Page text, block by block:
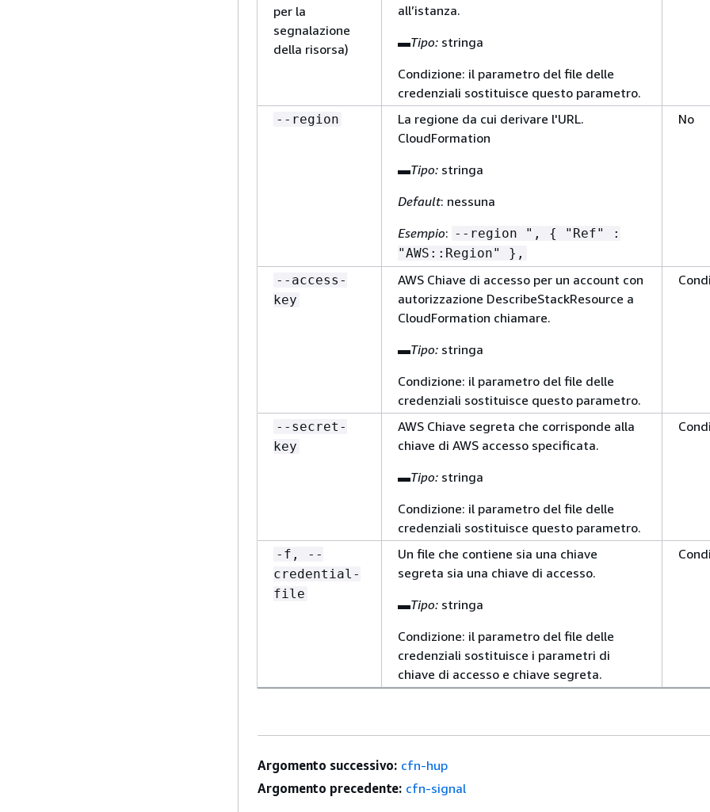
per la
segnalazione
della risorsa)
all’istanza.
▬Tipo: stringa
Condizione: il parametro del file delle
credenziali sostituisce questo parametro.
--region
La regione da cui derivare l'URL.
CloudFormation
▬Tipo: stringa
Default: nessuna
Esempio: --region ", {
"Ref" :
"AWS::Region" },
No
--access-
key
AWS Chiave di accesso per un account con
autorizzazione DescribeStackResource a
CloudFormation chiamare.
▬Tipo: stringa
Condizione: il parametro del file delle
credenziali sostituisce questo parametro.
--secret-
key
AWS Chiave segreta che corrisponde alla
chiave di AWS accesso specificata.
▬Tipo: stringa
Condizione: il parametro del file delle
credenziali sostituisce questo parametro.
-f, --
credential-
file
Un file che contiene sia una chiave
segreta sia una chiave di accesso.
▬Tipo: stringa
Condizione: il parametro del file delle
credenziali sostituisce i parametri di
chiave di accesso e chiave segreta.
Argomento successivo: cfn-hup
Argomento precedente: cfn-signal